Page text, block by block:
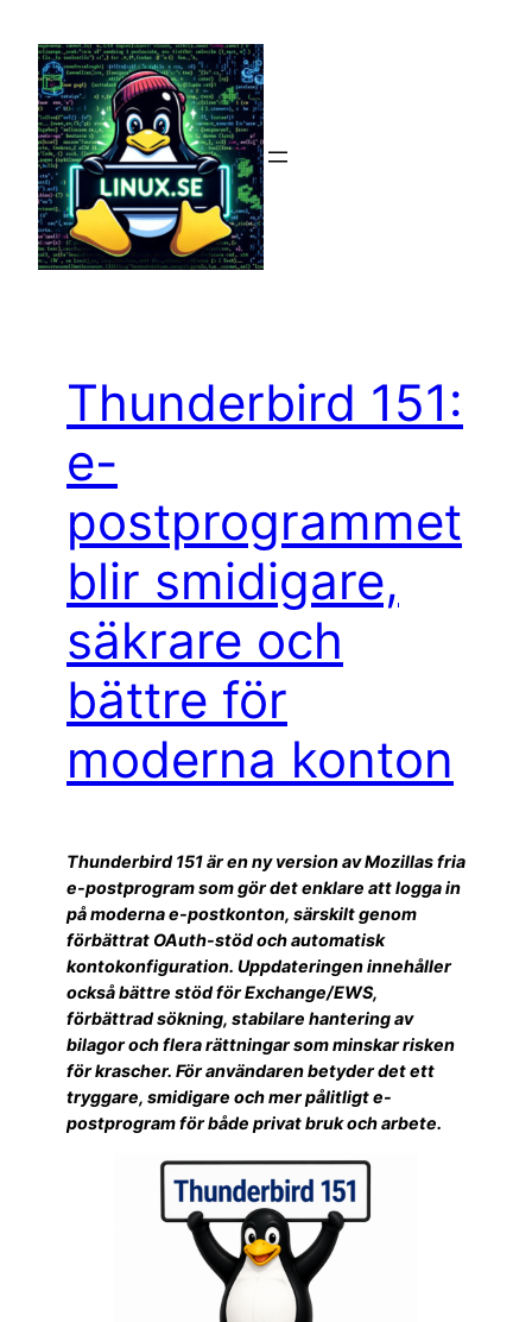
innehåll
Thunderbird 151:
e-
postprogrammet
blir smidigare,
säkrare och
bättre för
moderna konton
Thunderbird 151 är en ny version av Mozillas fria
e-postprogram som gör det enklare att logga in
på moderna e-postkonton, särskilt genom
förbättrat OAuth-stöd och automatisk
kontokonfiguration. Uppdateringen innehåller
också bättre stöd för Exchange/EWS,
förbättrad sökning, stabilare hantering av
bilagor och flera rättningar som minskar risken
för krascher. För användaren betyder det ett
tryggare, smidigare och mer pålitligt e-
postprogram för både privat bruk och arbete.